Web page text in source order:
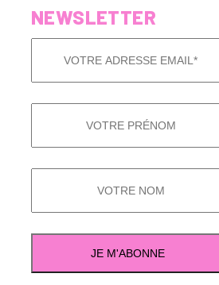
NEWSLETTER